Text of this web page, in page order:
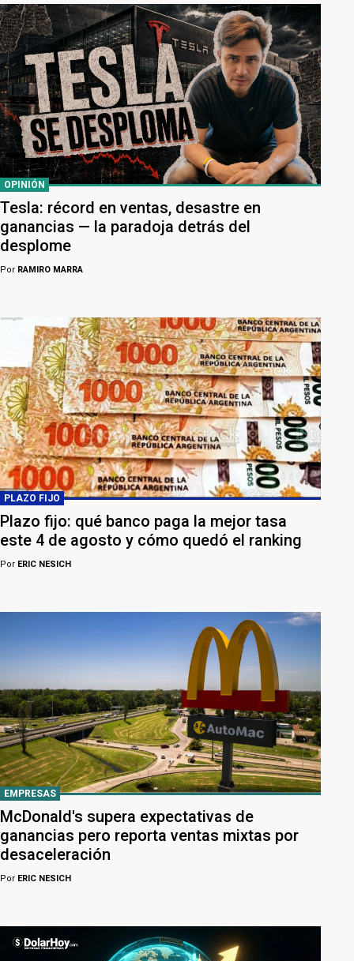
OPINIÓN
Tesla: récord en ventas, desastre en
ganancias — la paradoja detrás del
desplome
Por RAMIRO MARRA
PLAZO FIJO
Plazo fijo: qué banco paga la mejor tasa
este 4 de agosto y cómo quedó el ranking
Por ERIC NESICH
EMPRESAS
McDonald's supera expectativas de
ganancias pero reporta ventas mixtas por
desaceleración
Por ERIC NESICH